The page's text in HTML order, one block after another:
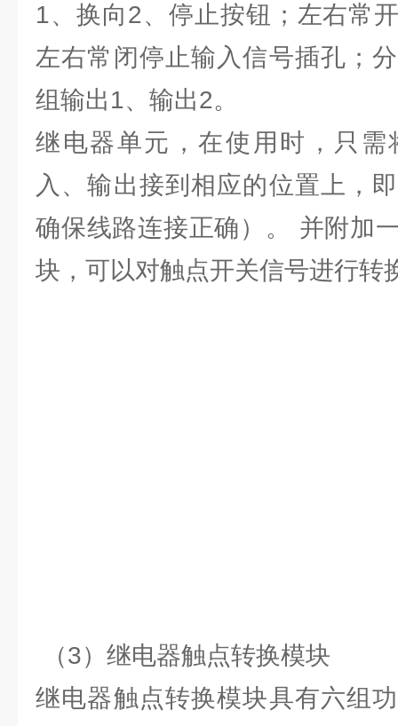
1、换向2、停止按钮；左右常
左右常闭停止输入信号插孔；
组输出1、输出2。
继电器单元，在使用时，只需
入、输出接到相应的位置上，
确保线路连接正确）。 并附加
块，可以对触点开关信号进行转
（3）继电器触点转换模块
继电器触点转换模块具有六组